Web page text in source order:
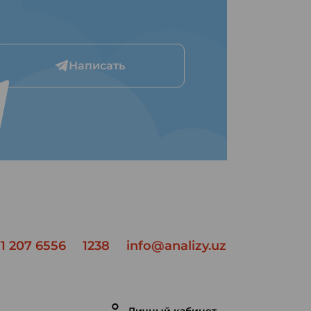
Написать
207 6556 1238 info@analizy.uz